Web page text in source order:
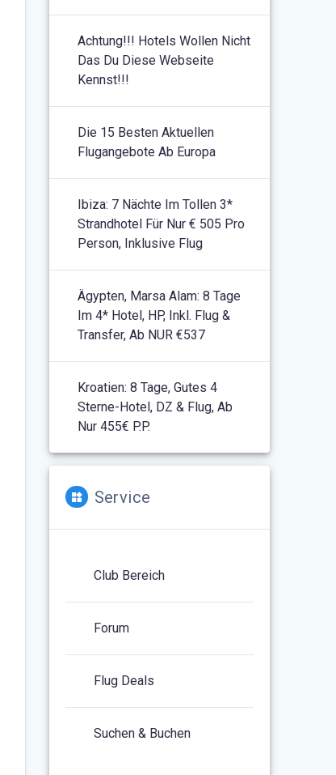
Achtung!!! Hotels Wollen Nicht
Das Du Diese Webseite
Kennst!!!
Die 15 Besten Aktuellen
Flugangebote Ab Europa
Ibiza: 7 Nächte Im Tollen 3*
Strandhotel Für Nur € 505 Pro
Person, Inklusive Flug
Ägypten, Marsa Alam: 8 Tage
Im 4* Hotel, HP, Inkl. Flug &
Transfer, Ab NUR €537
Kroatien: 8 Tage, Gutes 4
Sterne-Hotel, DZ & Flug, Ab
Nur 455€ P.P.
Service
Club Bereich
Forum
Flug Deals
Suchen & Buchen